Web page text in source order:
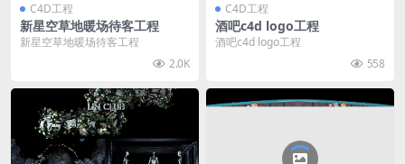
C4D工程
新星空草地暖场待客工程
新星空草地暖场待客工程
2.0K
C4D工程
酒吧c4d logo工程
酒吧c4d logo工程
558